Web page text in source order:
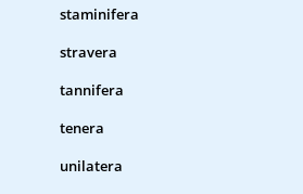
staminifera
stravera
tannifera
tenera
unilatera